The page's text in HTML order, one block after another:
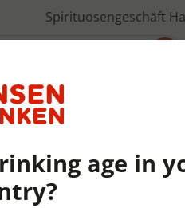
Spirituosengeschäft
age in